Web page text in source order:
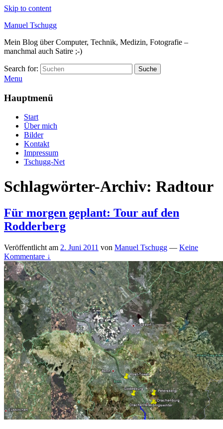
Skip to content
Manuel Tschugg
Mein Blog über Computer, Technik, Medizin, Fotografie –
manchmal auch Satire ;-)
Search for: Suche
Menu
Hauptmenü
Start
Über mich
Bilder
Kontakt
Impressum
Tschugg-Net
Schlagwörter-Archiv: Radtour
Für morgen geplant: Tour auf den
Rodderberg
Veröffentlicht am 2. Juni 2011 von Manuel Tschugg — Keine
Kommentare ↓